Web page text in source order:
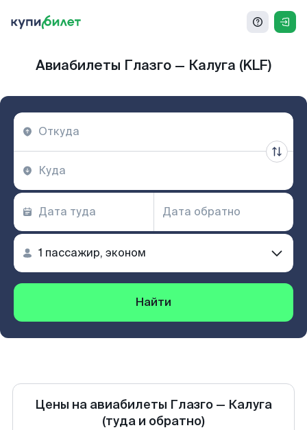
Авиабилеты Глазго — Калуга (KLF)
Найти
Цены на авиабилеты Глазго — Калуга
(туда и обратно)